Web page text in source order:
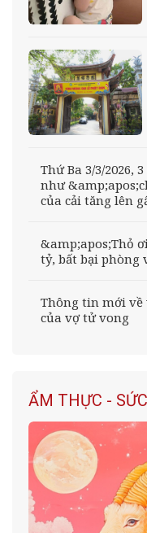
Thứ Ba 3/3/2026,
như
của cải tăng lên
&amp;apos;Thỏ
tỷ, bất bại phòng
Thông tin mới về
của vợ tử vong
ẨM THỰC -